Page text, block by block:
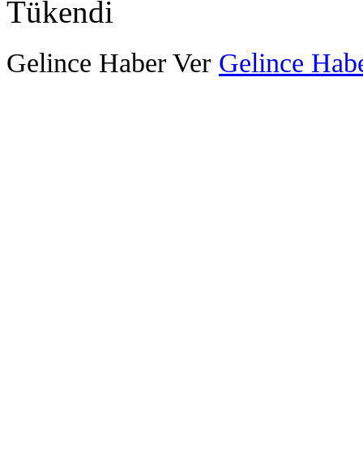
Tükendi
Gelince Haber Ver Gelince